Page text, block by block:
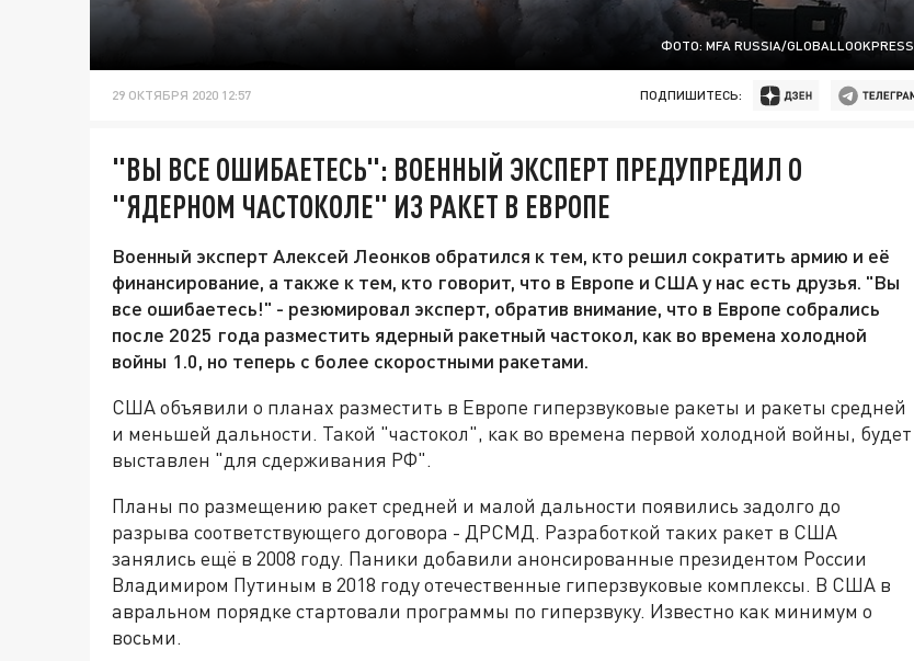
ФОТО: MFA RUSSIA/GLOBALLOOKPRESS
29 ОКТЯБРЯ 2020 12:57 ПОДПИШИТЕСЬ:
"ВЫ ВСЕ ОШИБАЕТЕСЬ": ВОЕННЫЙ ЭКСПЕРТ ПРЕДУПРЕДИЛ О
"ЯДЕРНОМ ЧАСТОКОЛЕ" ИЗ РАКЕТ В ЕВРОПЕ
Военный эксперт Алексей Леонков обратился к тем, кто решил сократить армию и её
финансирование, а также к тем, кто говорит, что в Европе и США у нас есть друзья. "Вы
все ошибаетесь!" - резюмировал эксперт, обратив внимание, что в Европе собрались
после 2025 года разместить ядерный ракетный частокол, как во времена холодной
войны 1.0, но теперь с более скоростными ракетами.
США объявили о планах разместить в Европе гиперзвуковые ракеты и ракеты средней
и меньшей дальности. Такой "частокол", как во времена первой холодной войны, будет
выставлен "для сдерживания РФ".
Планы по размещению ракет средней и малой дальности появились задолго до
разрыва соответствующего договора - ДРСМД. Разработкой таких ракет в США
занялись ещё в 2008 году. Паники добавили анонсированные президентом России
Владимиром Путиным в 2018 году отечественные гиперзвуковые комплексы. В США в
авральном порядке стартовали программы по гиперзвуку. Известно как минимум о
восьми.